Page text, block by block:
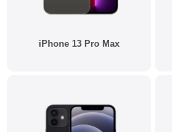
iPhone 13 Pro Max